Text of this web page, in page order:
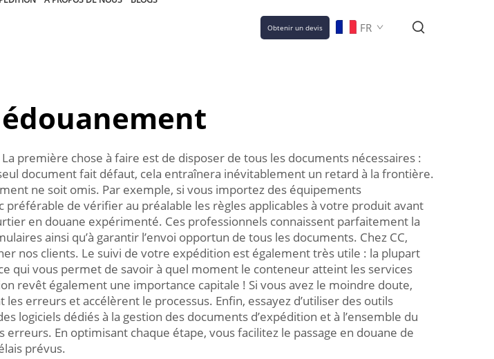
Obtenir un devis FR
première chose à faire est de disposer de tous les documents nécessaires :
document fait défaut, cela entraînera inévitablement un retard à la frontière.
ne soit omis. Par exemple, si vous importez des équipements
de vérifier au préalable les règles applicables à votre produit avant
en douane expérimenté. Ces professionnels connaissent parfaitement la
ainsi qu’à garantir l’envoi opportun de tous les documents. Chez CC,
nos clients. Le suivi de votre expédition est également très utile : la plupart
qui vous permet de savoir à quel moment le conteneur atteint les services
revêt également une importance capitale ! Si vous avez le moindre doute,
erreurs et accélèrent le processus. Enfin, essayez d’utiliser des outils
logiciels dédiés à la gestion des documents d’expédition et à l’ensemble du
En optimisant chaque étape, vous facilitez le passage en douane de
prévus.